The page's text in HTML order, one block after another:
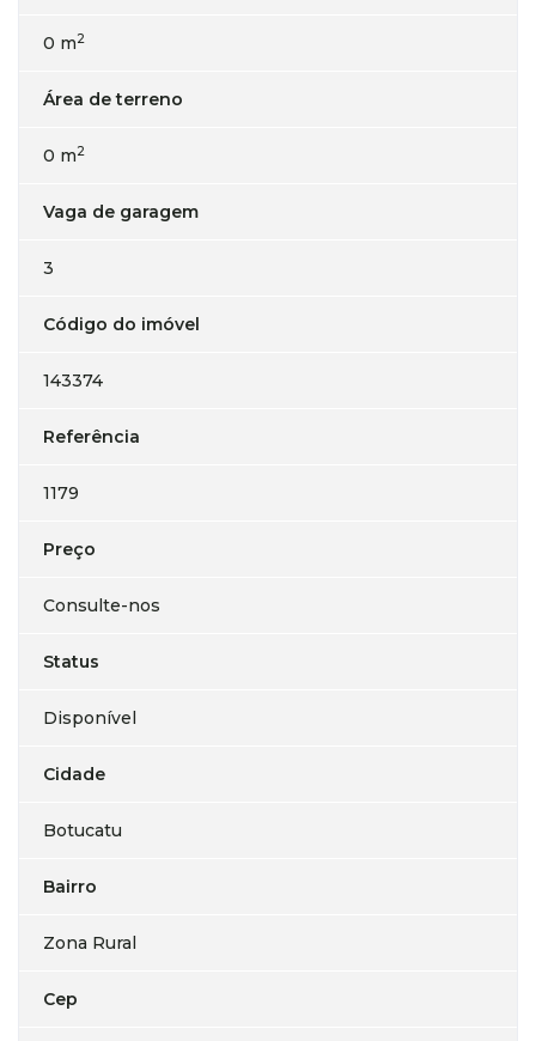
0 m2
Área de terreno
0 m2
Vaga de garagem
3
Código do imóvel
143374
Referência
1179
Preço
Consulte-nos
Status
Disponível
Cidade
Botucatu
Bairro
Zona Rural
Cep